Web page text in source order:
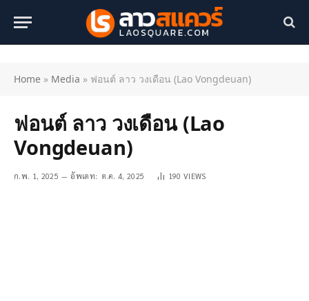
Home » Media » ฟอนต์ ลาว วงเดือน (Lao Vongdeuan)
ฟอนต์ ลาว วงเดือน (Lao
Vongdeuan)
ก.พ. 1, 2025 อัพเดท: ต.ค. 4, 2025 190 VIEWS